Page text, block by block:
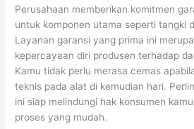
Perusahaan memberikan komitmen
untuk komponen utama seperti tangki
Layanan garansi yang prima ini
kepercayaan diri produsen terhadap
Kamu tidak perlu merasa cemas
teknis pada alat di kemudian hari.
ini siap melindungi hak konsumen
proses yang mudah.